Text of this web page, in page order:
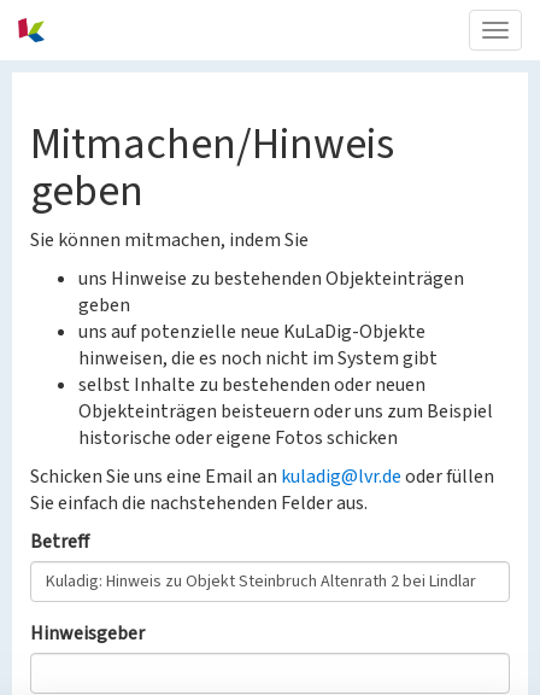
Mitmachen/Hinweis
geben
Sie können mitmachen, indem Sie
uns Hinweise zu bestehenden Objekteinträgen
geben
uns auf potenzielle neue KuLaDig-Objekte
hinweisen, die es noch nicht im System gibt
selbst Inhalte zu bestehenden oder neuen
Objekteinträgen beisteuern oder uns zum Beispiel
historische oder eigene Fotos schicken
Schicken Sie uns eine Email an kuladig@lvr.deoder füllen
Sie einfach die nachstehenden Felder aus.
Betreff
Hinweisgeber